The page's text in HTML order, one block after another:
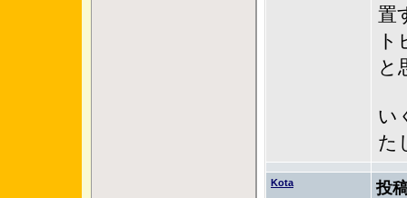
置
と
い
た
Kota 投